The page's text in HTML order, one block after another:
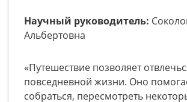
Научный руководитель:
Альбертовна
«Путешествие позволяет
повседневной жизни. Оно
собраться, пересмотреть